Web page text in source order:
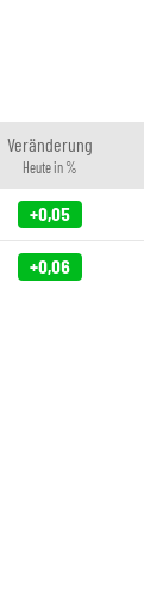
Veränderung
Heute in %
+0,05
+0,06